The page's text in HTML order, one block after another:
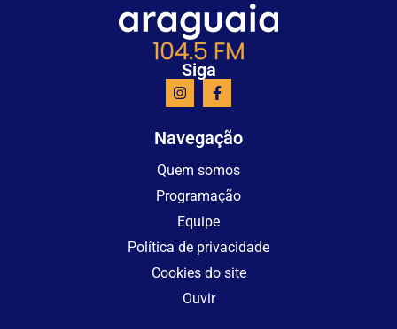
Siga
Navegação
Quem somos
Programação
Equipe
Política de privacidade
Cookies do site
Ouvir